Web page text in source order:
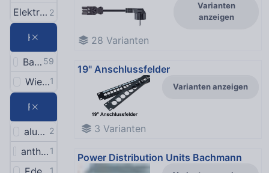
Elektronische Bauelemente
2
Hersteller
Bachmann 59
Wieland1
Farbe
aluminium 2
anthrazit (ähnl. RAL 7016) 1
1
28 Varianten
Varianten
anzeigen
3 Varianten
19" Anschlussfelder
Varianten anzeigen
Power Distribution Units Bachmann